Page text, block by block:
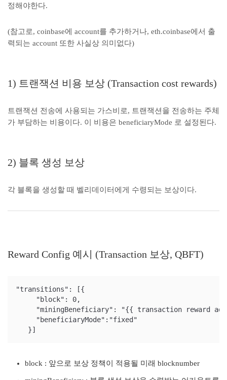
정해야한다.
(참고로, coinbase에 account를 추가하거나, eth.coinbase에서 출
력되는 account 또한 사실상 의미없다)
1) 트랜잭션 비용 보상 (Transaction cost rewards)
트랜잭션 전송에 사용되는 가스비로, 트랜잭션을 전송하는 주체
가 부담하는 비용이다. 이 비용은 beneficiaryMode 로 설정된다.
2) 블록 생성 보상
각 블록을 생성할 때 벨리데이터에게 수령되는 보상이다.
Reward Config 예시 (Transaction 보상, QBFT)
"transitions": [{
     "block": 0,
"miningBeneficiary": "{{ transaction reward
     "beneficiaryMode":"fixed"
   }]
block : 앞으로 보상 정책이 적용될 미래 blocknumber